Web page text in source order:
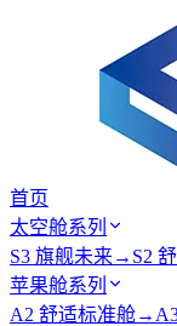
首页
太空舱系列
S3 旗舰未来→ S2
苹果舱系列
A2 舒适标准舱→